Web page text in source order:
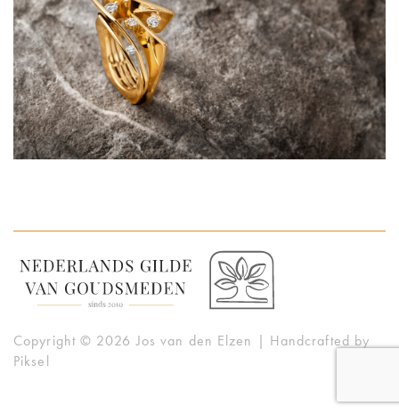
CONTACT
Copyright © 2026 Jos van den Elzen | Handcrafted by
Piksel